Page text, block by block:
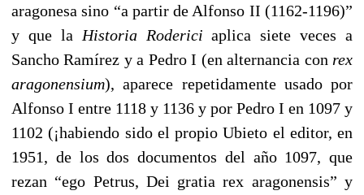
aragonesa sino “a partir de Alfonso II (1162-1196)”
y que la Historia Rodericiaplica siete veces a
Sancho Ramírez y a Pedro I (en alternancia con rex
aragonensium), aparece repetidamente usado por
Alfonso I entre 1118 y 1136 y por Pedro I en 1097 y
1102 (¡habiendo sido el propio Ubieto el editor, en
1951, de los dos documentos del año 1097, que
rezan “ego Petrus, Dei gratia rex aragonensis” y